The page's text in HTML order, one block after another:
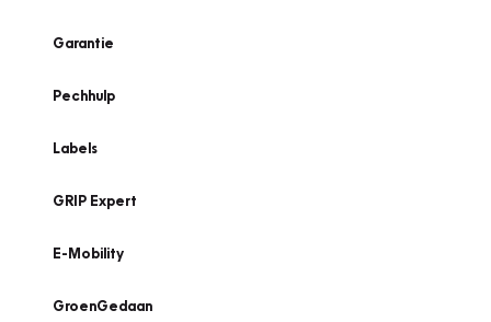
Garantie
Pechhulp
Labels
GRIP Expert
E-Mobility
GroenGedaan